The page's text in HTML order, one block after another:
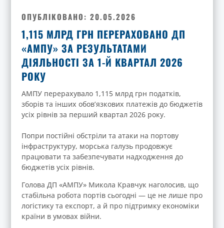
ОПУБЛІКОВАНО: 20.05.2026
1,115 МЛРД ГРН ПЕРЕРАХОВАНО ДП
«АМПУ» ЗА РЕЗУЛЬТАТАМИ
ДІЯЛЬНОСТІ ЗА 1-Й КВАРТАЛ 2026
РОКУ
АМПУ перерахувало 1,115 млрд грн податків,
зборів та інших обов’язкових платежів до бюджетів
усіх рівнів за перший квартал 2026 року.
Попри постійні обстріли та атаки на портову
інфраструктуру, морська галузь продовжує
працювати та забезпечувати надходження до
бюджетів усіх рівнів.
Голова ДП «АМПУ» Микола Кравчук наголосив, що
стабільна робота портів сьогодні — це не лише про
логістику та експорт, а й про підтримку економіки
країни в умовах війни.